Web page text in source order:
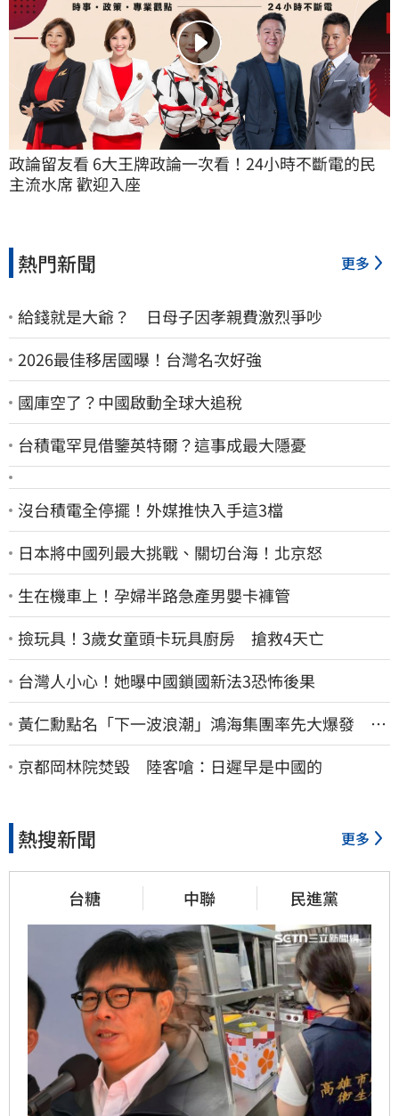
政論留友看 6大王牌政論一次看！24小時不斷電的民
主流水席 歡迎入座
熱門新聞 更多
給錢就是大爺？ 日母子因孝親費激烈爭吵
2026最佳移居國曝！台灣名次好強
國庫空了？中國啟動全球大追稅
台積電罕見借鑒英特爾？這事成最大隱憂
沒台積電全停擺！外媒推快入手這3檔
日本將中國列最大挑戰、關切台海！北京怒
生在機車上！孕婦半路急產男嬰卡褲管
撿玩具！3歲女童頭卡玩具廚房 搶救4天亡
台灣人小心！她曝中國鎖國新法3恐怖後果
黃仁勳點名「下一波浪潮」鴻海集團率先大爆發 台
股這族群全面噴出
京都岡林院焚毀 陸客嗆：日遲早是中國的
熱搜新聞 更多
台糖 中聯 民進黨